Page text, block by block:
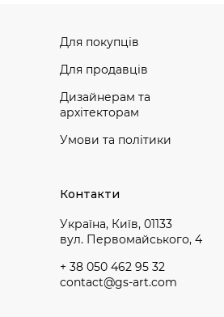
Контакти
Україна, Київ, 01133
вул. Первомайського, 4
+ 38 050 462 95 32
contact@gs-art.com
Для покупців
Для продавців
Дизайнерам та
архітекторам
Умови та політики